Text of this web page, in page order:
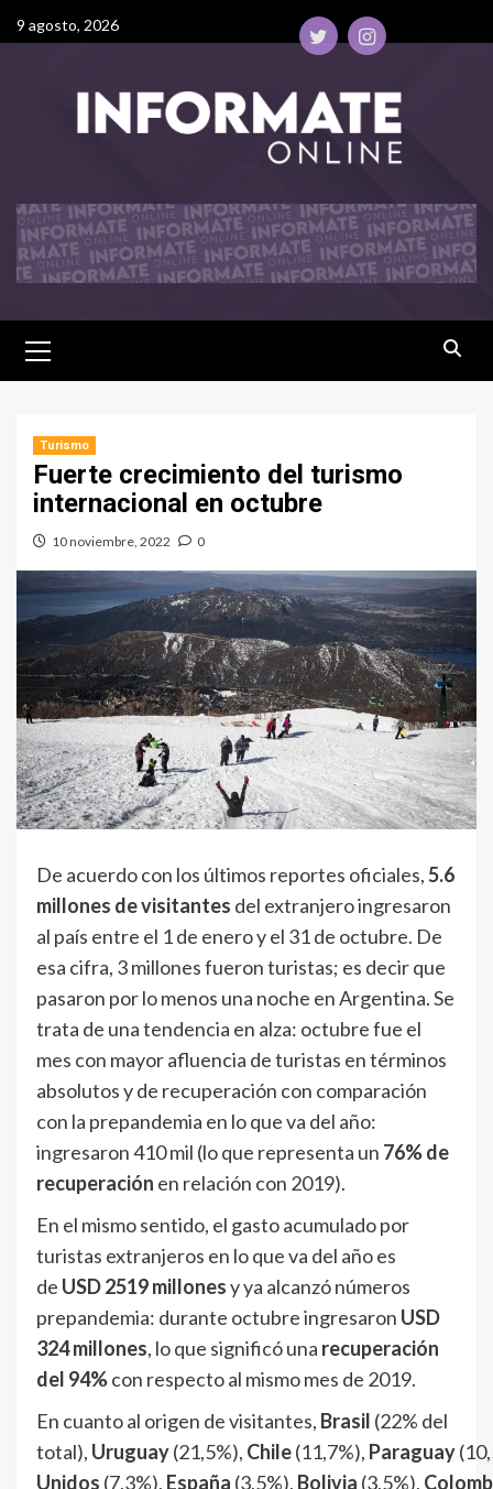
9 agosto, 2026
Turismo
Fuerte crecimiento del turismo
internacional en octubre
10 noviembre, 2022 0
De acuerdo con los últimos reportes oficiales,5.6
millones de visitantes del extranjero ingresaron
al país entre el 1 de enero y el 31 de octubre. De
esa cifra, 3 millones fueron turistas; es decir que
pasaron por lo menos una noche en Argentina. Se
trata de una tendencia en alza: octubre fue el
mes con mayor afluencia de turistas en términos
absolutos y de recuperación con comparación
con la prepandemia en lo que va del año:
ingresaron 410 mil (lo que representa un 76% de
recuperación en relación con 2019).
En el mismo sentido, el gasto acumulado por
turistas extranjeros en lo que va del año es
de USD 2519 millonesy ya alcanzó números
prepandemia: durante octubre ingresaron USD
324 millones, lo que significó una recuperación
del 94%con respecto al mismo mes de 2019.
En cuanto al origen de visitantes, Brasil (22% del
total), Uruguay(21,5%), Chile(11,7%), Paraguay
Unidos (7,3%), España (3,5%), Bolivia (3,5%),